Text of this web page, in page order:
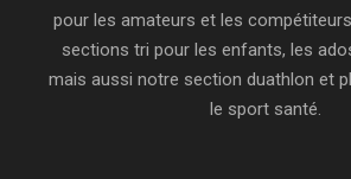
pour les amateurs et les
sections tri pour les enfants, les
mais aussi notre section duathlon et
le sport santé.